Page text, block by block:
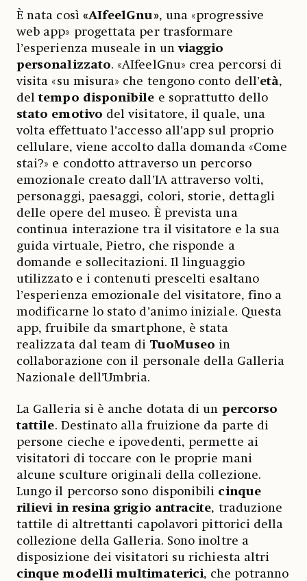
È nata così «AIfeelGnu», una «progressive
web app» progettata per trasformare
l’esperienza museale in unviaggio
personalizzato. «AIfeelGnu» crea percorsi di
visita «su misura» che tengono conto dell’età,
deltempo disponibile e soprattutto dello
stato emotivo del visitatore, il quale, una
volta effettuato l’accesso all’app sul proprio
cellulare, viene accolto dalla domanda «Come
stai?» e condotto attraverso un percorso
emozionale creato dall’IA attraverso volti,
personaggi, paesaggi, colori, storie, dettagli
delle opere del museo. È prevista una
continua interazione tra il visitatore e la sua
guida virtuale, Pietro, che risponde a
domande e sollecitazioni. Il linguaggio
utilizzato e i contenuti prescelti esaltano
l’esperienza emozionale del visitatore, fino a
modificarne lo stato d’animo iniziale. Questa
app, fruibile da smartphone, è stata
realizzata dal team di TuoMuseoin
collaborazione con il personale della Galleria
Nazionale dell’Umbria.
La Galleria si è anche dotata di un percorso
tattile. Destinato alla fruizione da parte di
persone cieche e ipovedenti, permette ai
visitatori di toccare con le proprie mani
alcune sculture originali della collezione.
Lungo il percorso sono disponibili cinque
rilievi in resina grigio antracite, traduzione
tattile di altrettanti capolavori pittorici della
collezione della Galleria. Sono inoltre a
disposizione dei visitatori su richiesta altri
cinque modelli multimaterici, che potranno